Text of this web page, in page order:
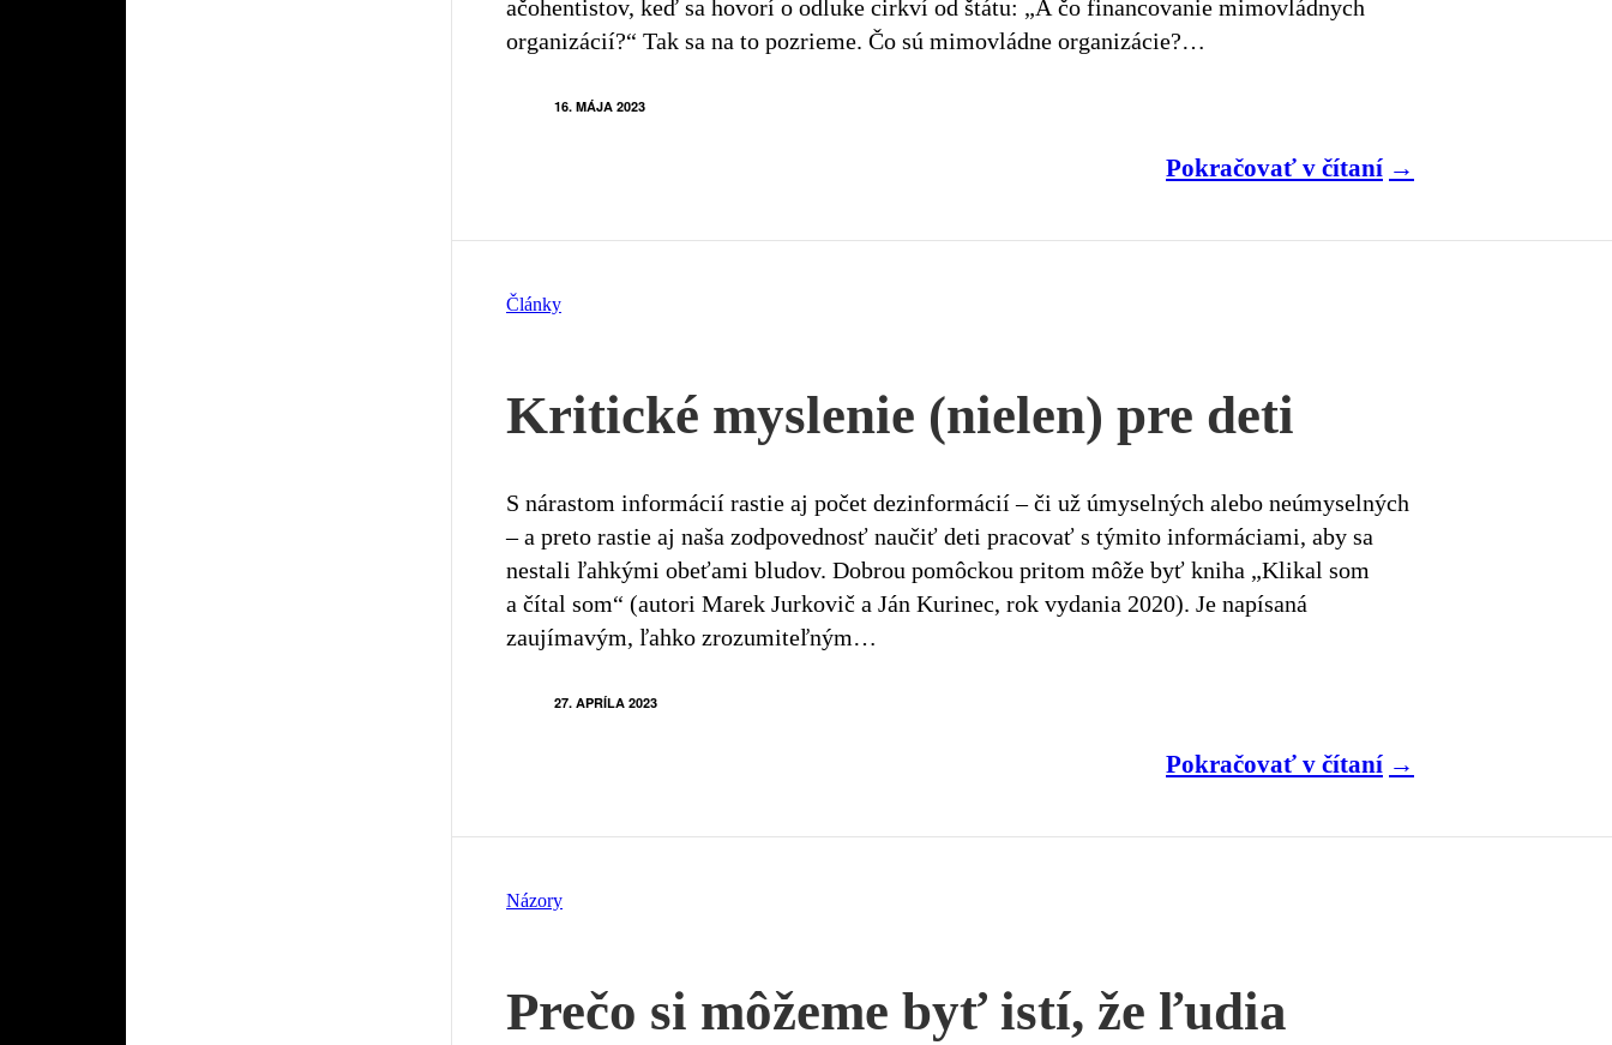
ačohentistov, keď sa hovorí o odluke cirkví od štátu: „A čo financovanie mimovládnych
organizácií?“ Tak sa na to pozrieme. Čo sú mimovládne organizácie?…
16. MÁJA 2023
Pokračovať v čítaní
Články
Kritické myslenie (nielen) pre deti
S nárastom informácií rastie aj počet dezinformácií – či už úmyselných alebo neúmyselných
– a preto rastie aj naša zodpovednosť naučiť deti pracovať s týmito informáciami, aby sa
nestali ľahkými obeťami bludov. Dobrou pomôckou pritom môže byť kniha „Klikal som
a čítal som“ (autori Marek Jurkovič a Ján Kurinec, rok vydania 2020). Je napísaná
zaujímavým, ľahko zrozumiteľným…
27. APRÍLA 2023
Pokračovať v čítaní
Názory
Prečo si môžeme byť istí, že ľudia